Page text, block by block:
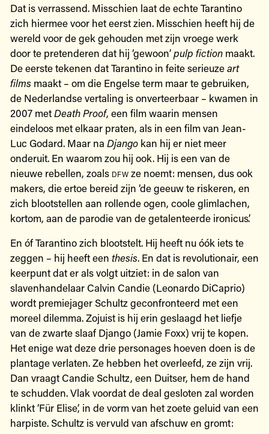
Dat is verrassend. Misschien laat de echte Tarantino
zich hiermee voor het eerst zien. Misschien heeft hij de
wereld voor de gek gehouden met zijn vroege werk
door te pretenderen dat hij ‘gewoon’pulp fictionmaakt.
De eerste tekenen dat Tarantino in feite serieuzeart
films maakt – om die Engelse term maar te gebruiken,
de Nederlandse vertaling is onverteerbaar – kwamen in
2007 metDeath Proof, een film waarin mensen
eindeloos met elkaar praten, als in een film van Jean-
Luc Godard. Maar na Djangokan hij er niet meer
onderuit. En waarom zou hij ook. Hij is een van de
nieuwe rebellen, zoals dfwze noemt: mensen, dus ook
makers, die ertoe bereid zijn ‘de geeuw te riskeren, en
zich blootstellen aan rollende ogen, coole glimlachen,
kortom, aan de parodie van de getalenteerde ironicus’.
En óf Tarantino zich blootstelt. Hij heeft nu óók iets te
zeggen – hij heeft een thesis. En dat is revolutionair, een
keerpunt dat er als volgt uitziet: in de salon van
slavenhandelaar Calvin Candie (Leonardo DiCaprio)
wordt premiejager Schultz geconfronteerd met een
moreel dilemma. Zojuist is hij erin geslaagd het liefje
van de zwarte slaaf Django (Jamie Foxx) vrij te kopen.
Het enige wat deze drie personages hoeven doen is de
plantage verlaten. Ze hebben het overleefd, ze zijn vrij.
Dan vraagt Candie Schultz, een Duitser, hem de hand
te schudden. Vlak voordat de deal gesloten zal worden
klinkt ‘Für Elise’, in de vorm van het zoete geluid van een
harpiste. Schultz is vervuld van afschuw en gromt: